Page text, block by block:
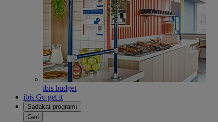
ibis budget
ibis Go get it
Sadakat programı
Geri